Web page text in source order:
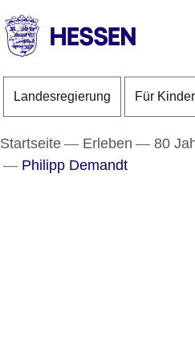
Direkt zum Kopf
Direkt zum Inhalt
Direkt zum Fuß der
Landesregierung
Landesregierung Für Kinder
Startseite Erleben 80
Philipp Demandt